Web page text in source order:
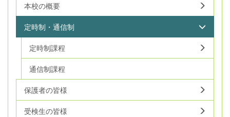
本校の概要
定時制・通信制
定時制課程
通信制課程
保護者の皆様
受検生の皆様